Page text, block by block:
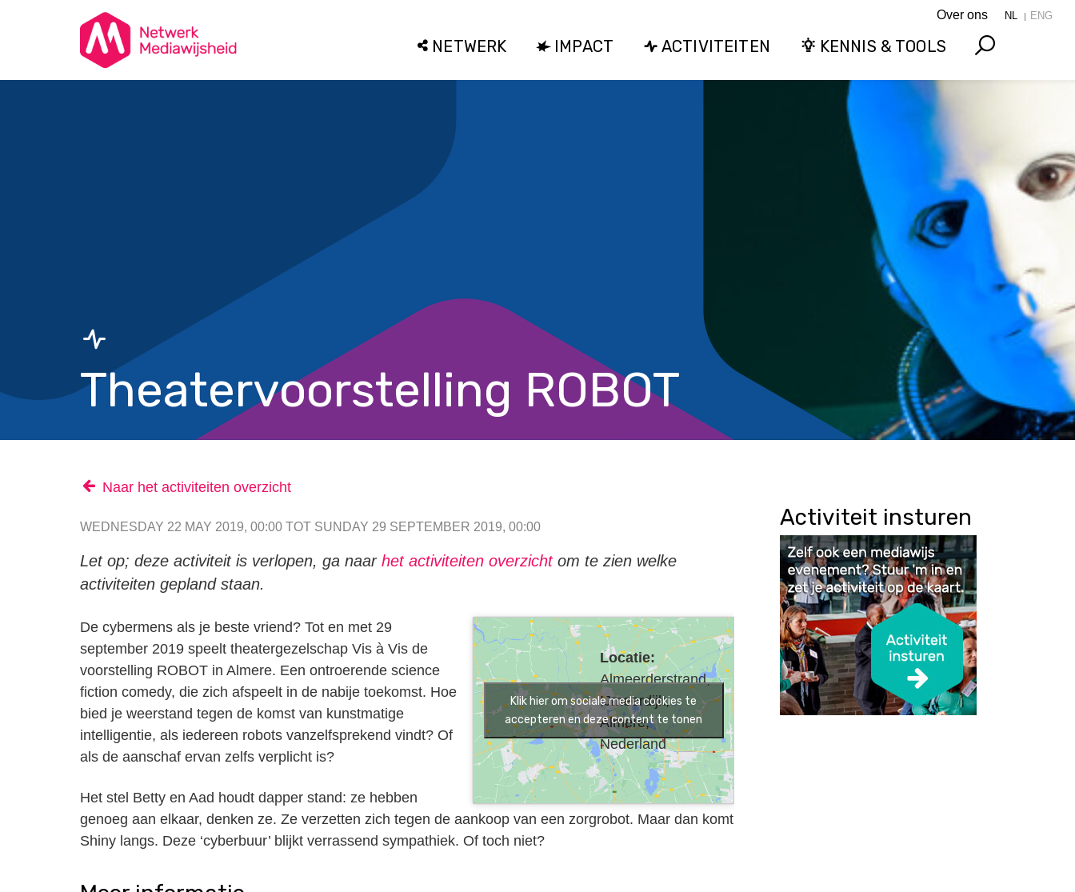
Over ons NL ENG
NETWERK IMPACT ACTIVITEITEN KENNIS & TOOLS
Theatervoorstelling ROBOT
Naar het activiteiten overzicht
WEDNESDAY 22 MAY 2019, 00:00 TOT SUNDAY 29 SEPTEMBER 2019, 00:00
Let op; deze activiteit is verlopen, ga naar het activiteiten overzichtom te zien welke
activiteiten gepland staan.
Locatie:
Almeerderstrand,
IJmeerdijk,
Almere,
Nederland
Klik hier om sociale media cookies te
accepteren en deze content te tonen
De cybermens als je beste vriend? Tot en met 29
september 2019 speelt theatergezelschap Vis à Vis de
voorstelling ROBOT in Almere. Een ontroerende science
fiction comedy, die zich afspeelt in de nabije toekomst. Hoe
bied je weerstand tegen de komst van kunstmatige
intelligentie, als iedereen robots vanzelfsprekend vindt? Of
als de aanschaf ervan zelfs verplicht is?
Het stel Betty en Aad houdt dapper stand: ze hebben
genoeg aan elkaar, denken ze. Ze verzetten zich tegen de aankoop van een zorgrobot. Maar dan komt
Shiny langs. Deze ‘cyberbuur’ blijkt verrassend sympathiek. Of toch niet?
Activiteit insturen